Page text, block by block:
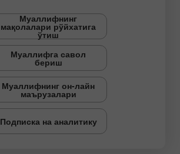
Муаллифнинг
мақолалари рўйхатига
ўтиш
Муаллифга савол
бериш
Муаллифнинг он-лайн
маърузалари
Подписка на аналитику